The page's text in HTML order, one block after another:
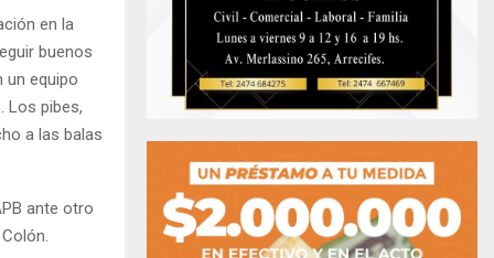
en la
buenos
un equipo
Los pibes,
a las balas
ante otro